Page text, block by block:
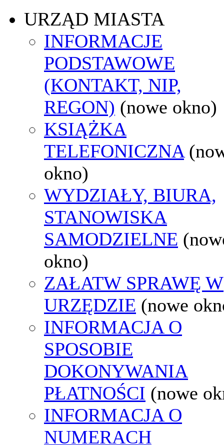
URZĄD MIASTA
INFORMACJE
PODSTAWOWE
(KONTAKT, NIP,
REGON) (nowe okno)
KSIĄŻKA
TELEFONICZNA
okno)
WYDZIAŁY, BIURA,
STANOWISKA
SAMODZIELNE
okno)
ZAŁATW SPRAWĘ W
URZĘDZIE (nowe
INFORMACJA O
SPOSOBIE
DOKONYWANIA
PŁATNOŚCI (nowe
INFORMACJA O
NUMERACH